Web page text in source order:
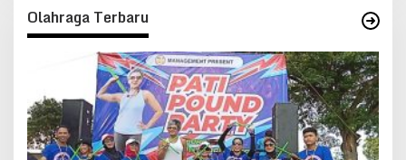
Olahraga Terbaru